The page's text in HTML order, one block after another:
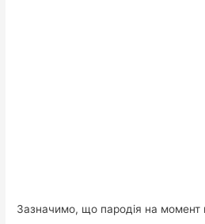
Зазначимо, що пародія на момент